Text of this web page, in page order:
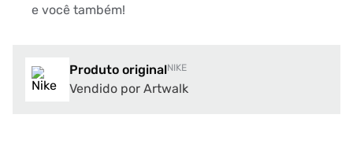
e você também!
Produto originalNIKE
Vendido por Artwalk